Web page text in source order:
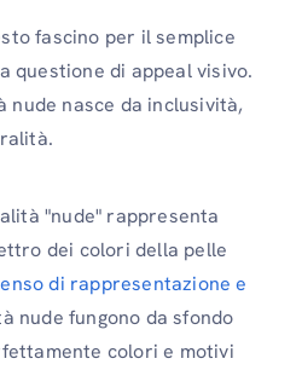
fascino per il semplice
questione di appeal visivo.
nasce da inclusività,
"nude" rappresenta
dei colori della pelle
di rappresentazione e
nude fungono da sfondo
colori e motivi